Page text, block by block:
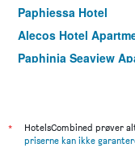
Paphiessa Hotel
Alecos Hotel
Paphinia Seaview
*
HotelsCombined prøver
priserne kan ikke